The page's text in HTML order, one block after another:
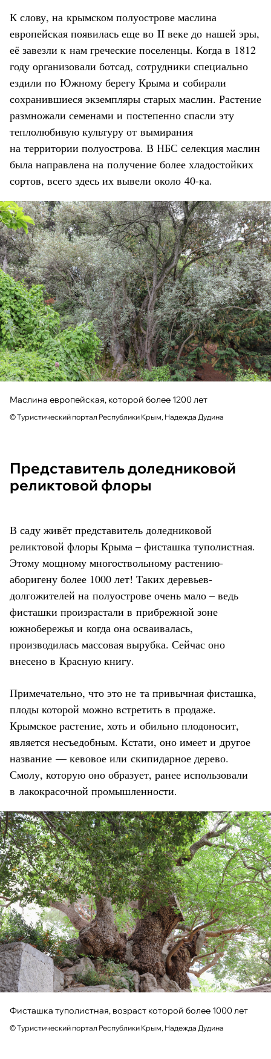
К слову, на крымском полуострове маслина
европейская появилась еще во II веке до нашей эры,
её завезли к нам греческие поселенцы. Когда в 1812
году организовали ботсад, сотрудники специально
ездили по Южному берегу Крыма и собирали
сохранившиеся экземпляры старых маслин. Растение
размножали семенами и постепенно спасли эту
теплолюбивую культуру от вымирания
на территории полуострова. В НБС селекция маслин
была направлена на получение более хладостойких
сортов, всего здесь их вывели около 40-ка.
Маслина европейская, которой более 1200 лет
© Туристический портал Республики Крым, Надежда Дудина
Представитель доледниковой
реликтовой флоры
В саду живёт представитель доледниковой
реликтовой флоры Крыма – фисташка туполистная.
Этому мощному многоствольному растению-
аборигену более 1000 лет! Таких деревьев-
долгожителей на полуострове очень мало – ведь
фисташки произрастали в прибрежной зоне
южнобережья и когда она осваивалась,
производилась массовая вырубка. Сейчас оно
внесено в Красную книгу.
Примечательно, что это не та привычная фисташка,
плоды которой можно встретить в продаже.
Крымское растение, хоть и обильно плодоносит,
является несъедобным. Кстати, оно имеет и другое
название — кевовое или скипидарное дерево.
Смолу, которую оно образует, ранее использовали
в лакокрасочной промышленности.
Фисташка туполистная, возраст которой более 1000 лет
© Туристический портал Республики Крым, Надежда Дудина